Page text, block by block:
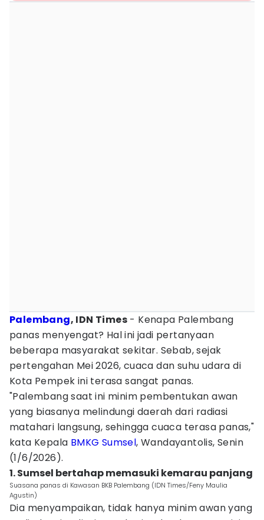
Palembang, IDN Times - Kenapa Palembang
panas menyengat? Hal ini jadi pertanyaan
beberapa masyarakat sekitar. Sebab, sejak
pertengahan Mei 2026, cuaca dan suhu udara di
Kota Pempek ini terasa sangat panas.
"Palembang saat ini minim pembentukan awan
yang biasanya melindungi daerah dari radiasi
matahari langsung, sehingga cuaca terasa panas,"
kata Kepala BMKG Sumsel, Wandayantolis, Senin
(1/6/2026).
1. Sumsel bertahap memasuki kemarau panjang
Suasana panas di Kawasan BKB Palembang (IDN Times/Feny Maulia
Agustin)
Dia menyampaikan, tidak hanya minim awan yang